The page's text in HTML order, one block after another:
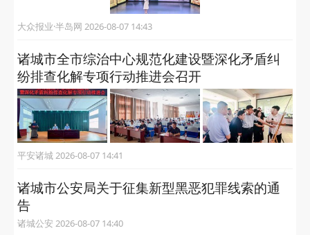
大众报业·半岛网 2026-08-07 14:43
诸城市全市综治中心规范化建设暨深化矛盾纠
纷排查化解专项行动推进会召开
平安诸城 2026-08-07 14:41
诸城市公安局关于征集新型黑恶犯罪线索的通
告
诸城公安 2026-08-07 14:40